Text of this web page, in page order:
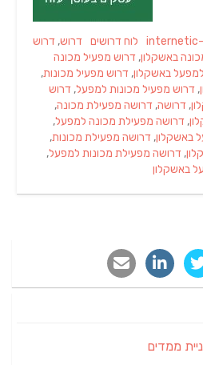
Categories
לוח דרושים Tags
דרוש, דרוש
באשקלון, דרוש מפעיל מכונה
באשקלון, דרוש מפעיל מכונות,
, דרוש מפעיל מכונות למפעל, דרוש
, דרושה, דרושה מפעילת מכונה,
, דרושה מפעילת מכונה למפעל,
באשקלון, דרושה מפעילת מכונות,
, דרושה מפעילת מכונות למפעל,
באשקלון
ממדים